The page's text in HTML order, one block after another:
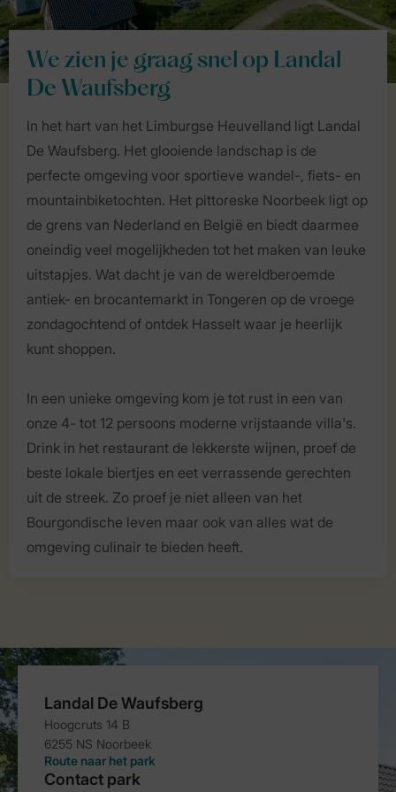
We zien je graag snel op Landal
De Waufsberg
In het hart van het Limburgse Heuvelland ligt Landal
De Waufsberg. Het glooiende landschap is de
perfecte omgeving voor sportieve wandel-, fiets- en
mountainbiketochten. Het pittoreske Noorbeek ligt op
de grens van Nederland en België en biedt daarmee
oneindig veel mogelijkheden tot het maken van leuke
uitstapjes. Wat dacht je van de wereldberoemde
antiek- en brocantemarkt in Tongeren op de vroege
zondagochtend of ontdek Hasselt waar je heerlijk
kunt shoppen.
In een unieke omgeving kom je tot rust in een van
onze 4- tot 12 persoons moderne vrijstaande villa's.
Drink in het restaurant de lekkerste wijnen, proef de
beste lokale biertjes en eet verrassende gerechten
uit de streek. Zo proef je niet alleen van het
Bourgondische leven maar ook van alles wat de
omgeving culinair te bieden heeft.